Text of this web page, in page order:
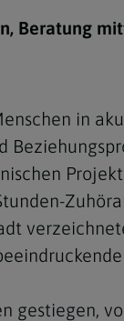
Begräbnis
Beratung
in
gestiegen,